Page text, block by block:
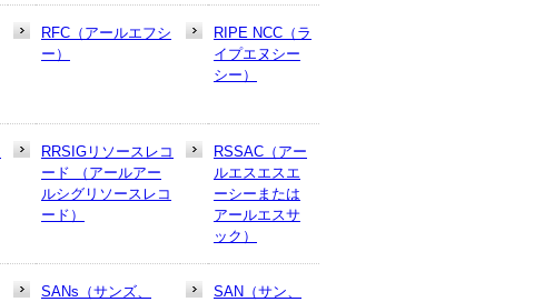
RFC（アールエフシ
ー）
RIPE NCC（ラ
イプエヌシー
シー）
RRSIGリソースレコ
ード （アールアー
ルシグリソースレコ
ード）
RSSAC（アー
ルエスエスエ
ーシーまたは
アールエスサ
ック）
SANs（サンズ、
SAN（サン、